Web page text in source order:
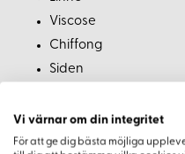
Viscose
Chiffong
Siden
Aktuella
Vi värnar om din integritet
För att ge dig bästa möjliga